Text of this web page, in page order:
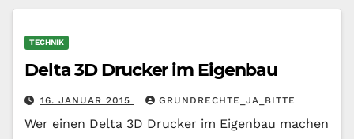
TECHNIK
Delta 3D Drucker im Eigenbau
16. JANUAR 2015 GRUNDRECHTE_JA_BITTE
Wer einen Delta 3D Drucker im Eigenbau machen